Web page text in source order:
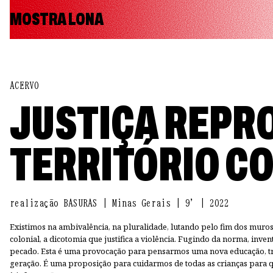
MOSTRA LONA
ACERVO
JUSTIÇA
TERRITÓRIO
realização BASURAS | Minas Gerais | 9' | 2022
Existimos na ambivalência, na pluralidade, lutando pelo fim dos
colonial, a dicotomia que justifica a violência. Fugindo da norma,
pecado. Esta é uma provocação para pensarmos uma nova
geração. É uma proposição para cuidarmos de todas as crianças para